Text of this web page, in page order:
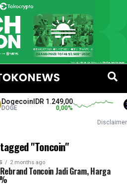
IDR 1.249,00
0,00 %
Disclaimer
"Toncoin"
2 months ago
Toncoin Jadi Gram, Harga